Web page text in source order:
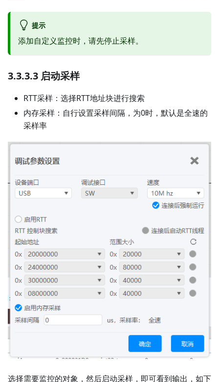
提示
添加自定义监控时，请先停止采样。
3.3.3.3 启动采样
RTT采样：选择RTT地址块进行搜索
内存采样：自行设置采样间隔，为0时，默认是全速的
采样率
选择需要监控的对象，然后启动采样，即可看到输出，如下